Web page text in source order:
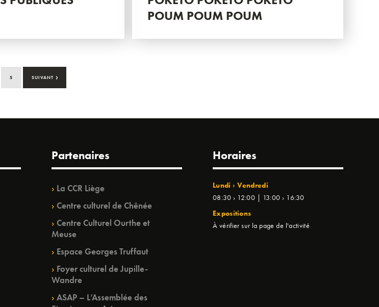
POUM POUM POUM
5 SUIVANT ›
Partenaires
La CCR Liège
Centre culturel de Chênée
Centre Culturel Ourthe et
Meuse
Espace Georges Truffaut
Foyer culturel de Jupille-
Wandre
ASAP – L’Assemblée des
Horaires
Lundi › Vendredi
08:30 › 12:00 | 13:00 › 16:30
Expositions
À vérifier sur la page de l'activité